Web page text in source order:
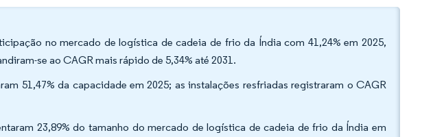
no mercado de logística de cadeia de frio da Índia com 41,24% em 2025,
se ao CAGR mais rápido de 5,34% até 2031.
51,47% da capacidade em 2025; as instalações resfriadas registraram o CAGR
23,89% do tamanho do mercado de logística de cadeia de frio da Índia em